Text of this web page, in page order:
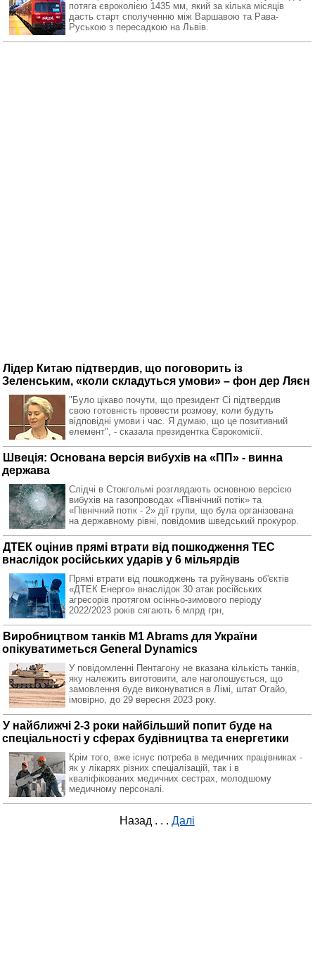
потяга євроколією 1435 мм, який за кілька місяців
дасть старт сполученню між Варшавою та Рава-
Руською з пересадкою на Львів.
Лідер Китаю підтвердив, що поговорить із
Зеленським, «коли складуться умови» – фон дер Ляєн
"Було цікаво почути, що президент Сі підтвердив
свою готовність провести розмову, коли будуть
відповідні умови і час. Я думаю, що це позитивний
елемент", - сказала президентка Єврокомісії.
Швеція: Основана версія вибухів на «ПП» - винна
держава
Слідчі в Стокгольмі розглядають основною версією
вибухів на газопроводах «Північний потік» та
«Північний потік - 2» дії групи, що була організована
на державному рівні, повідомив шведський прокурор.
ДТЕК оцінив прямі втрати від пошкодження ТЕС
внаслідок російських ударів у 6 мільярдів
Прямі втрати від пошкоджень та руйнувань об'єктів
«ДТЕК Енерго» внаслідок 30 атак російських
агресорів протягом осінньо-зимового періоду
2022/2023 років сягають 6 млрд грн,
Виробництвом танків M1 Abrams для України
опікуватиметься General Dynamics
У повідомленні Пентагону не вказана кількість танків,
яку належить виготовити, але наголошується, що
замовлення буде виконуватися в Лімі, штат Огайо,
імовірно, до 29 вересня 2023 року.
У найближчі 2-3 роки найбільший попит буде на
спеціальності у сферах будівництва та енергетики
Крім того, вже існує потреба в медичних працівниках -
як у лікарях різних спеціалізацій, так і в
кваліфікованих медичних сестрах, молодшому
медичному персоналі.
Назад . . . Далі